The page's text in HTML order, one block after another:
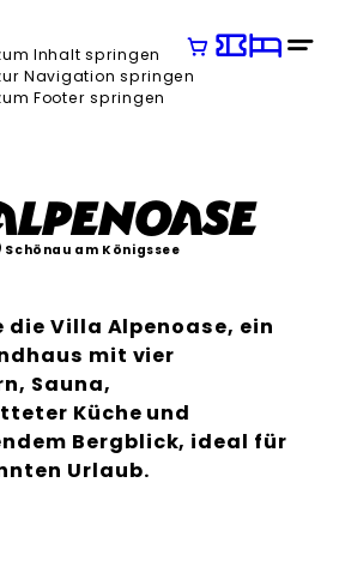
Inhalt springen
Navigation springen
Footer springen
Schönau am Königssee
die Villa Alpenoase, ein
mit vier
Sauna,
Küche und
Bergblick, ideal für
Urlaub.